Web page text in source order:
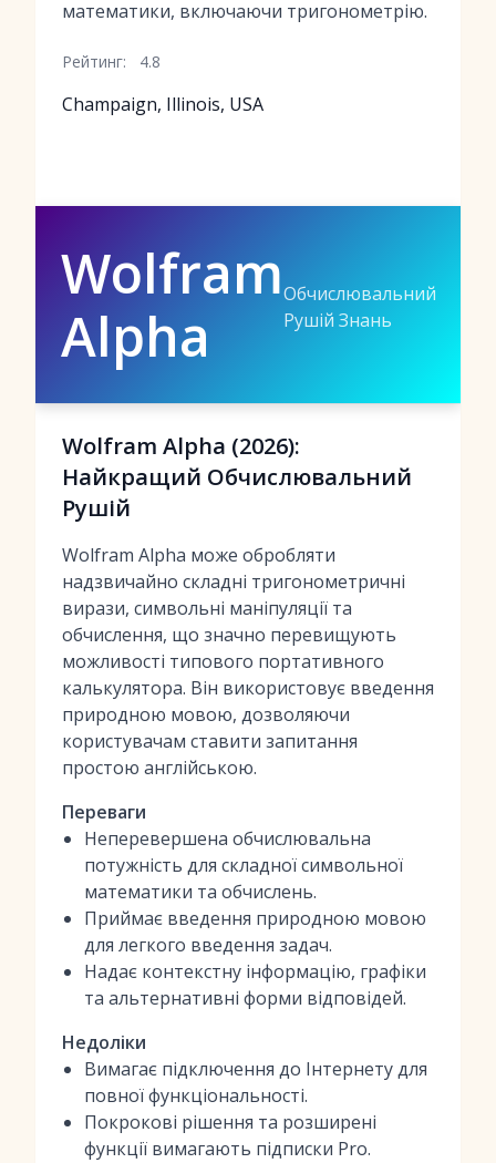
математики, включаючи тригонометрію.
Рейтинг: 4.8
Champaign, Illinois, USA
Wolfram
Alpha
Обчислювальний
Рушій Знань
Wolfram Alpha (2026):
Найкращий Обчислювальний
Рушій
Wolfram Alpha може обробляти
надзвичайно складні тригонометричні
вирази, символьні маніпуляції та
обчислення, що значно перевищують
можливості типового портативного
калькулятора. Він використовує введення
природною мовою, дозволяючи
користувачам ставити запитання
простою англійською.
Переваги
Неперевершена обчислювальна
потужність для складної символьної
математики та обчислень.
Приймає введення природною мовою
для легкого введення задач.
Надає контекстну інформацію, графіки
та альтернативні форми відповідей.
Недоліки
Вимагає підключення до Інтернету для
повної функціональності.
Покрокові рішення та розширені
функції вимагають підписки Pro.